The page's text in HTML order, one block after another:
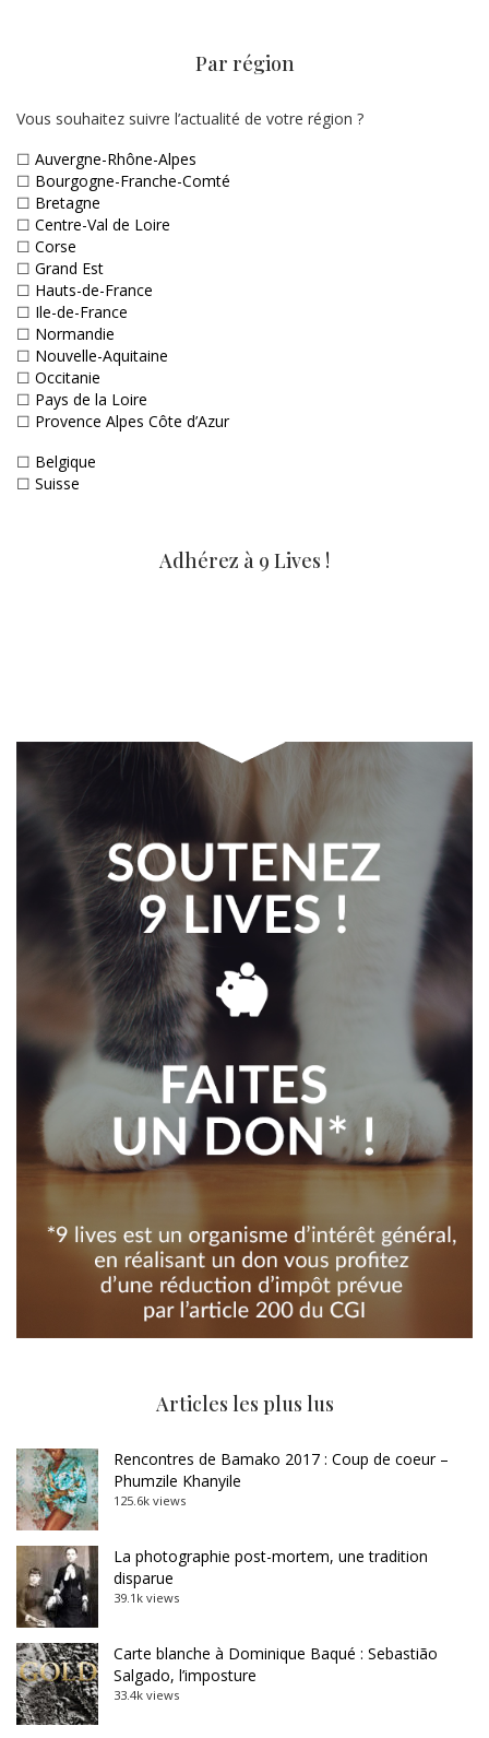
Par région
Vous souhaitez suivre l’actualité de votre région ?
☐ Auvergne-Rhône-Alpes
☐ Bourgogne-Franche-Comté
☐ Bretagne
☐ Centre-Val de Loire
☐ Corse
☐ Grand Est
☐ Hauts-de-France
☐ Ile-de-France
☐ Normandie
☐ Nouvelle-Aquitaine
☐ Occitanie
☐ Pays de la Loire
☐ Provence Alpes Côte d’Azur
☐ Belgique
☐ Suisse
Adhérez à 9 Lives !
Articles les plus lus
Rencontres de Bamako 2017 : Coup de coeur –
Phumzile Khanyile
125.6k views
La photographie post-mortem, une tradition
disparue
39.1k views
Carte blanche à Dominique Baqué : Sebastião
Salgado, l’imposture
33.4k views